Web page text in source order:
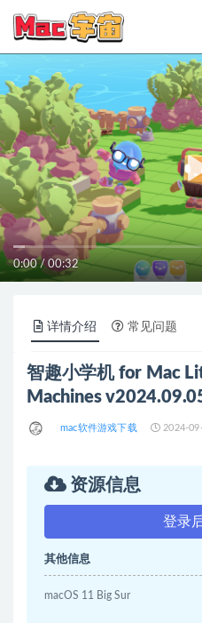
0:00/ 00:32
详情介绍 常见问题
智趣小学机 for Mac
Machines
mac软件游戏下载 2024-
资源信息
登录
其他信息
macOS 11 Big Sur